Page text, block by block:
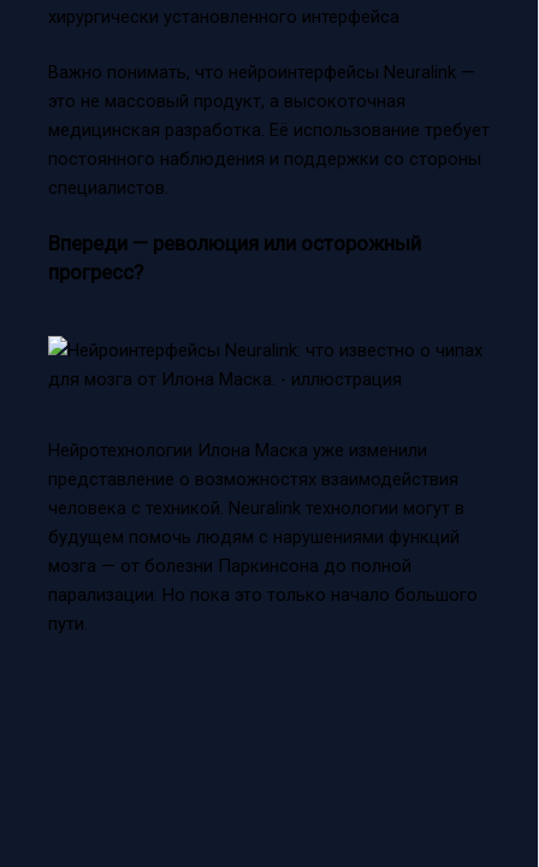
хирургически установленного интерфейса
Важно понимать, что нейроинтерфейсы Neuralink —
это не массовый продукт, а высокоточная
медицинская разработка. Её использование требует
постоянного наблюдения и поддержки со стороны
специалистов.
Впереди — революция или осторожный
прогресс?
Нейротехнологии Илона Маска уже изменили
представление о возможностях взаимодействия
человека с техникой. Neuralink технологии могут в
будущем помочь людям с нарушениями функций
мозга — от болезни Паркинсона до полной
парализации. Но пока это только начало большого
пути.